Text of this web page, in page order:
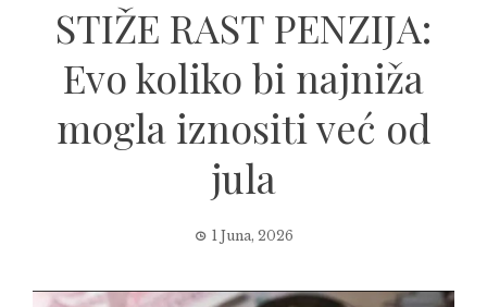
STIŽE RAST PENZIJA:
Evo koliko bi najniža
mogla iznositi već od
jula
1 Juna, 2026